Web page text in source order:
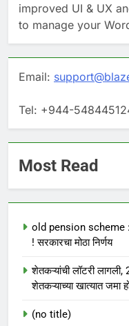
improved UI & UX
to manage your
Email:
Tel: +944-
Most Read
old pension scheme
! सरकारचा मोठा निर्णय
शेतकऱ्यांची लॉटरी
शेतकऱ्याच्या खात्यात जमा
(no title)